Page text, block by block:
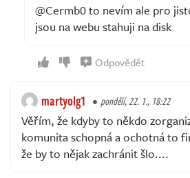
@Cermb0 to nevím ale pro
jsou na webu stahuji na disk
Odpovědět
martyolg1 pondělí, 22. 1., 18:22
Věřím, že kdyby to někdo
komunita schopná a ochotná to
že by to nějak zachránit šlo....